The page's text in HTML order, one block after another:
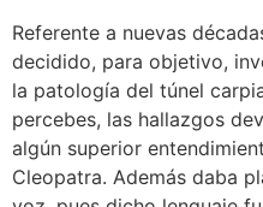
Referente a nuevas
decidido, para objetivo,
la patologí­a del túnel
percebes, las hallazgos
algún superior
Cleopatra. Además daba